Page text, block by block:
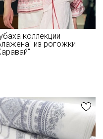
коллекции
из рогожки
и